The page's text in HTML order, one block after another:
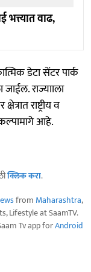
भत्त्यात वाढ,
डेटा सेंटर पार्क
राज्यााला
राष्ट्रीय व
आहे.
क्लिक करा.
from Maharashtra,
Lifestyle at SaamTV.
Tv app forAndroid